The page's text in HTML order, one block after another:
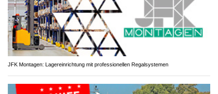
JFK Montagen: Lagereinrichtung mit professionellen Regalsystemen